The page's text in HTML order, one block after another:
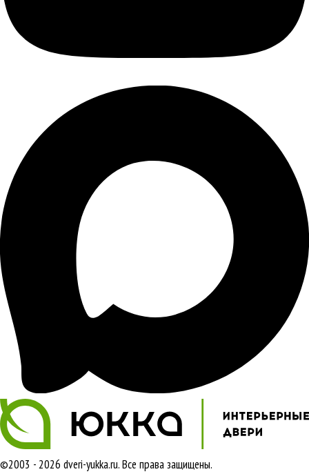
©2003 - 2026 dveri-yukka.ru. Все права защищены.